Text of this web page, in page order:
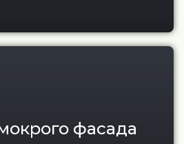
Монтаж мокрого фасада под
фасада